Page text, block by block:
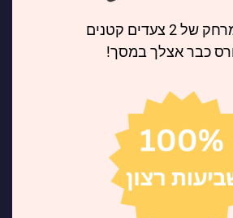
צעדים קטנים
כבר אצלך במסך!